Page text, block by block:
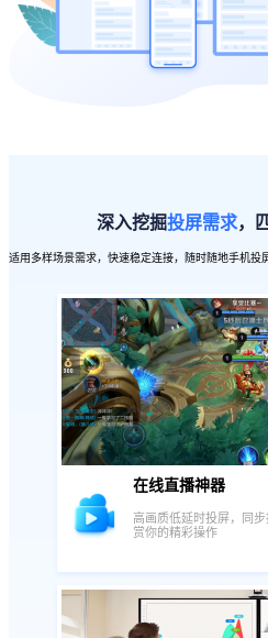
深入挖掘投屏需求，
适用多样场景需求，快速稳定连接，随时随地手机投
在线直播神器
高画质低延时投屏，同
赏你的精彩操作